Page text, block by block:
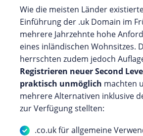
Wie die meisten Länder
Einführung der .uk Domain im
mehrere Jahrzehnte hohe
eines inländischen Wohnsitzes.
herrschten zudem jedoch
Registrieren neuer Second
praktisch unmöglich machten
mehrere Alternativen inklusive
zur Verfügung stellten:
.co.uk für allgemeine